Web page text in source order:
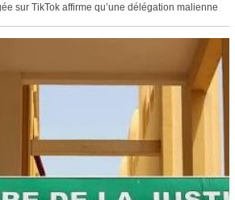
sur TikTok affirme qu’une délégation malienne